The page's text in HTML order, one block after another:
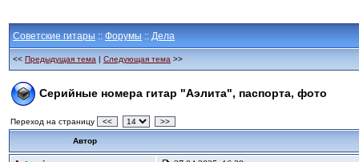
Советские гитары :: Форумы :: Дела
<< Предыдущая тема | Следующая тема >>
Серийные номера гитар "Аэлита", паспорта, фото
Переход на страницу << >>
Автор